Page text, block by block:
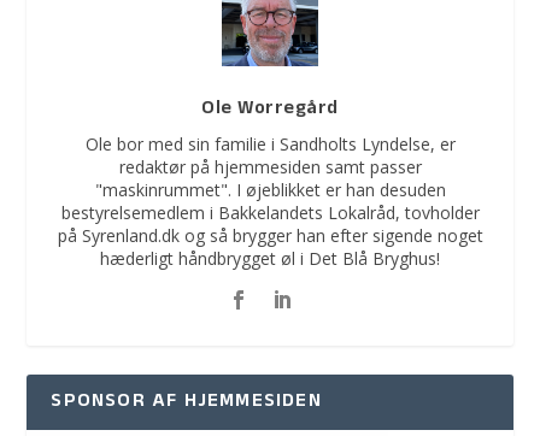
Ole Worregård
Ole bor med sin familie i Sandholts Lyndelse, er
redaktør på hjemmesiden samt passer
"maskinrummet". I øjeblikket er han desuden
bestyrelsemedlem i Bakkelandets Lokalråd, tovholder
på Syrenland.dk og så brygger han efter sigende noget
hæderligt håndbrygget øl i Det Blå Bryghus!
SPONSOR AF HJEMMESIDEN